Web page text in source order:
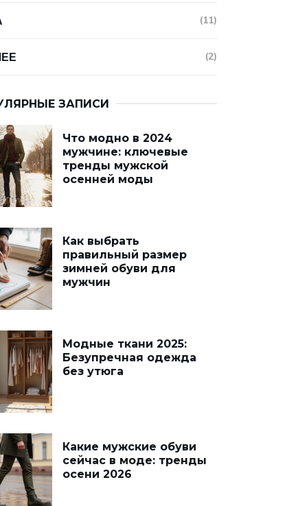
(11)
(2)
ЗАПИСИ
Что модно в 2024
мужчине: ключевые
тренды мужской
осенней моды
Как выбрать
правильный размер
зимней обуви для
мужчин
Модные ткани 2025:
Безупречная одежда
без утюга
Какие мужские обуви
сейчас в моде: тренды
осени 2026